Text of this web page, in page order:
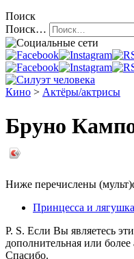
Поиск
Поиск…
Кино > Актёры/актрисы
Бруно
Ниже перечислены
Принцесса и
P. S. Если Вы являетесь
дополнительная или
Спасибо.